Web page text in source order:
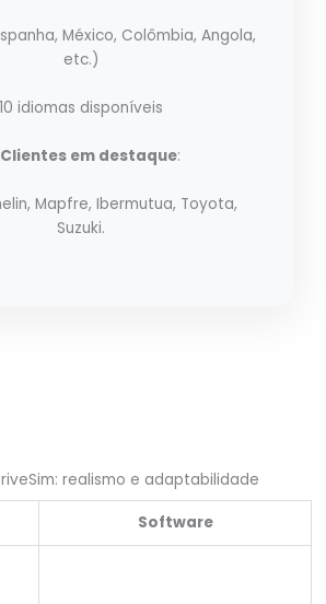
México, Colômbia, Angola,
etc.)
10 idiomas disponíveis
Clientes em destaque:
Mapfre, Ibermutua, Toyota,
Suzuki.
realismo e adaptabilidade
Software